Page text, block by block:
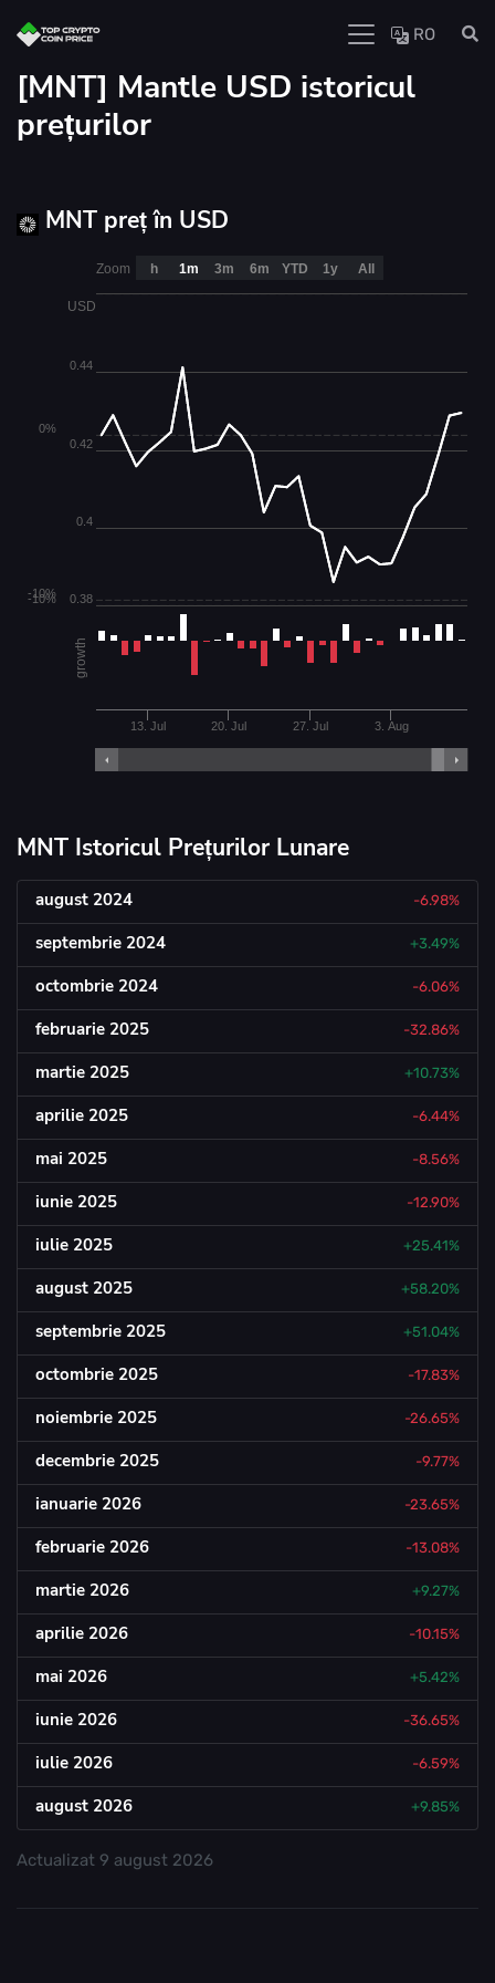
RO
[MNT] Mantle USD istoricul
prețurilor
MNT preț în USD
USD
growth
13. Jul 20. Jul 27. Jul 3. Aug
0.42
0.38
0.4
0.44
-10%
0%
-10%
Zoom h 1m 3m 6m YTD 1y All
MNT Istoricul Prețurilor Lunare
august 2024 -6.98%
septembrie 2024 +3.49%
octombrie 2024 -6.06%
februarie 2025 -32.86%
martie 2025 +10.73%
aprilie 2025 -6.44%
mai 2025 -8.56%
iunie 2025 -12.90%
iulie 2025 +25.41%
august 2025 +58.20%
septembrie 2025 +51.04%
octombrie 2025 -17.83%
noiembrie 2025 -26.65%
decembrie 2025 -9.77%
ianuarie 2026 -23.65%
februarie 2026 -13.08%
martie 2026 +9.27%
aprilie 2026 -10.15%
mai 2026 +5.42%
iunie 2026 -36.65%
iulie 2026 -6.59%
august 2026 +9.85%
Actualizat 9 august 2026